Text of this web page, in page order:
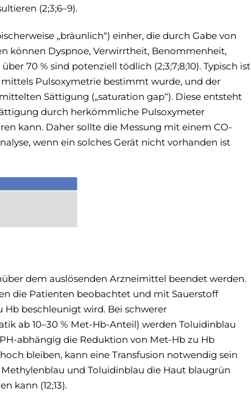
(2;3;6–9).
„bräunlich“) einher, die durch Gabe von
können Dyspnoe, Verwirrtheit, Benommenheit,
70 % sind potenziell tödlich (2;3;7;8;10). Typisch ist
Pulsoxymetrie bestimmt wurde, und der
Sättigung („saturation gap“). Diese entsteht
durch herkömmliche Pulsoxymeter
kann. Daher sollte die Messung mit einem CO-
wenn ein solches Gerät nicht vorhanden ist
dem auslösenden Arzneimittel beendet werden.
die Patienten beobachtet und mit Sauerstoff
beschleunigt wird. Bei schwerer
ab 10–30 % Met-Hb-Anteil) werden Toluidinblau
abhängig die Reduktion von Met-Hb zu Hb
bleiben, kann eine Transfusion notwendig sein
Methylenblau und Toluidinblau die Haut blaugrün
kann (12;13).